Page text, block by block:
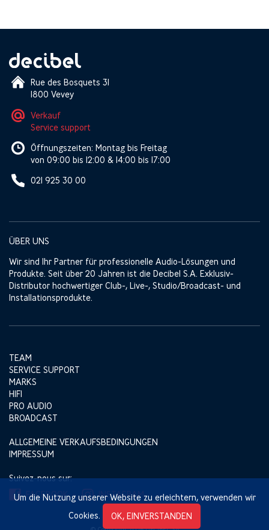
Um die Nutzung unserer Website zu erleichtern, verwenden wir
Cookies.
OK, EINVERSTANDEN
Rue des Bosquets 31
1800 Vevey
Verkauf
Service support
Öffnungszeiten: Montag bis Freitag
von 09:00 bis 12:00 & 14:00 bis 17:00
021 925 30 00
ÜBER UNS
Wir sind Ihr Partner für professionelle Audio-Lösungen und
Produkte. Seit über 20 Jahren ist die Decibel S.A. Exklusiv-
Distributor hochwertiger Club-, Live-, Studio/Broadcast- und
Installationsprodukte.
TEAM
SERVICE SUPPORT
MARKS
HIFI
PRO AUDIO
BROADCAST
ALLGEMEINE VERKAUFSBEDINGUNGEN
IMPRESSUM
Suivez-nous sur:
FACEBOOK
INSTAGRAM